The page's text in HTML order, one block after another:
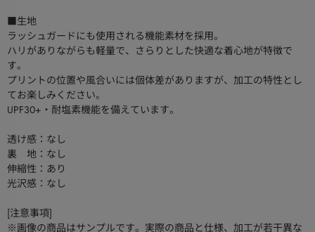
■生地
ラッシュガードにも使用される機能素材を採用。
ハリがありながらも軽量で、さらりとした快適な着心地が特徴で
す。
プリントの位置や風合いには個体差がありますが、加工の特性とし
てお楽しみください。
UPF30+・耐塩素機能を備えています。
透け感：なし
裏 地：なし
伸縮性：あり
光沢感：なし
[注意事項]
※画像の商品はサンプルです。実際の商品と仕様、加工が若干異な